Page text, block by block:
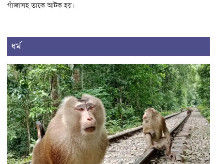
গাঁজাসহ তাকে আটক হয়।
ধর্ম